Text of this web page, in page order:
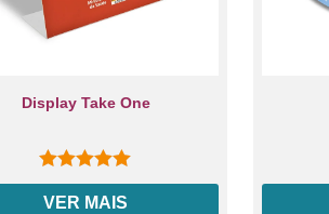
Display Take One
0out of 5
VER MAIS